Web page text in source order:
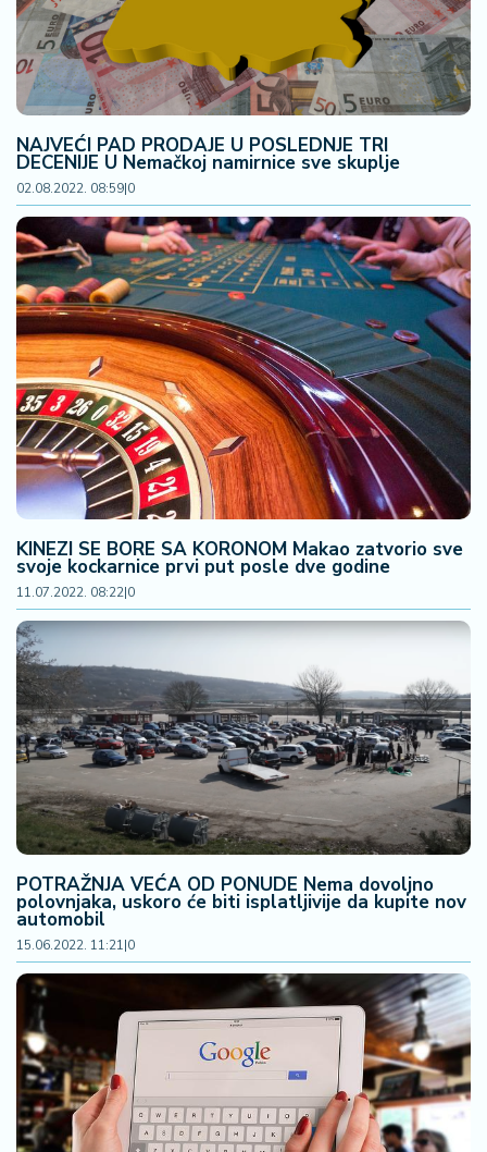
NAJVEĆI PAD PRODAJE U POSLEDNJE TRI
DECENIJE U Nemačkoj namirnice sve skuplje
02.08.2022. 08:59|0
KINEZI SE BORE SA KORONOM Makao zatvorio sve
svoje kockarnice prvi put posle dve godine
11.07.2022. 08:22|0
POTRAŽNJA VEĆA OD PONUDE Nema dovoljno
polovnjaka, uskoro će biti isplatljivije da kupite nov
automobil
15.06.2022. 11:21|0